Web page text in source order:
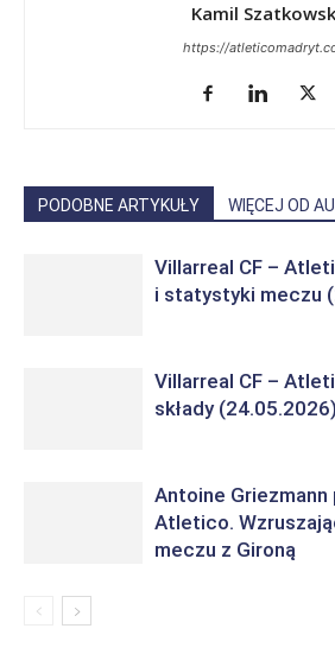
Kamil
https://
PODOBNE ARTYKUŁY WIĘCEJ OD
Villarreal CF –
i statystyki meczu
Villarreal CF –
składy (24.05.2026)
Antoine
Atletico.
meczu z Gironą